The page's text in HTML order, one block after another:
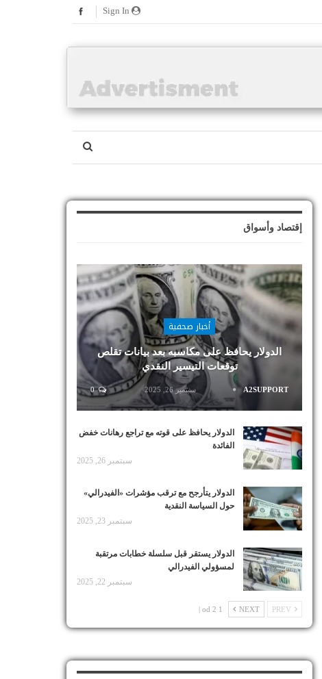
إقتصاد وأسواق
أخبار صحفية
الدولار يحافظ على مكاسبه بعد بيانات تقلص
توقعات التيسير النقدي
A2SUPPORT سبتمبر 26, 2025 0
الدولار يحافظ على قوته مع تراجع رهانات خفض
الفائدة
سبتمبر 26, 2025
الدولار يتأرجح مع ترقب مؤشرات «الفيدرالي»
حول السياسة النقدية
سبتمبر 23, 2025
الدولار يستقر قبل سلسلة خطابات مرتقبة
لمسؤولي الفيدرالي
سبتمبر 22, 2025
NEXT
1 od 2 |